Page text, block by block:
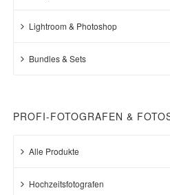
Lightroom & Photoshop
Bundles & Sets
PROFI-FOTOGRAFEN &
Alle Produkte
Hochzeitsfotografen